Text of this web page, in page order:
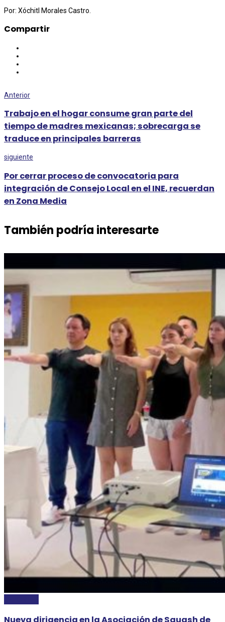
Por: Xóchitl Morales Castro.
Compartir
Anterior
Trabajo en el hogar consume gran parte del
tiempo de madres mexicanas; sobrecarga se
traduce en principales barreras
siguiente
Por cerrar proceso de convocatoria para
integración de Consejo Local en el INE, recuerdan
en Zona Media
También podría interesarte
Nueva dirigencia en la Asociación de Squash de